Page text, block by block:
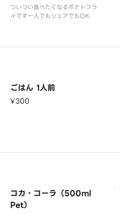
ついつい食べたくなるポテトフラ
イです一人でもシェアでもOK
ごはん 1人前
¥300
コカ・コーラ（500ml
Pet）